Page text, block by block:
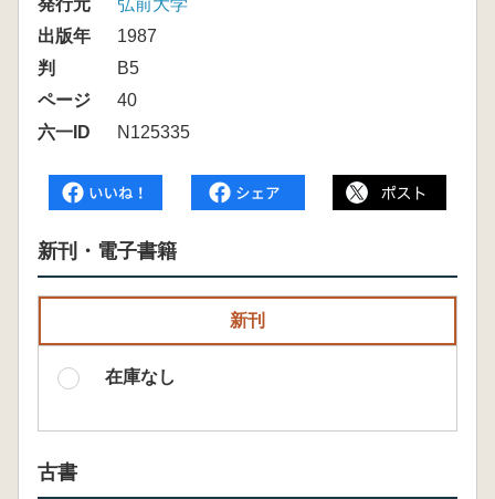
発行元
弘前大学
出版年
1987
判
B5
ページ
40
六一ID
N125335
新刊・電子書籍
新刊
在庫なし
古書